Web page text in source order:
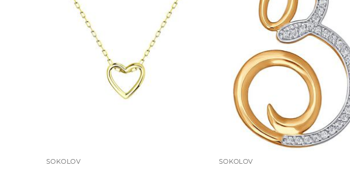
SOKOLOV SOKOLOV